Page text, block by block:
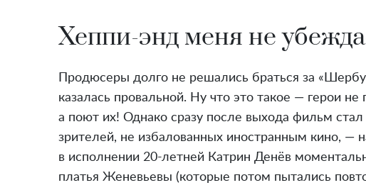
Хеппи-энд меня не
Продюсеры долго не решались браться за
казалась провальной. Ну что это такое — герои не
а поют их! Однако сразу после выхода фильм стал
зрителей, не избалованных иностранным кино,
в исполнении 20-летней Катрин Денёв
платья Женевьевы (которые потом пытались